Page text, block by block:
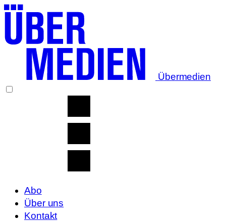
Übermedien
Abo
Über uns
Kontakt